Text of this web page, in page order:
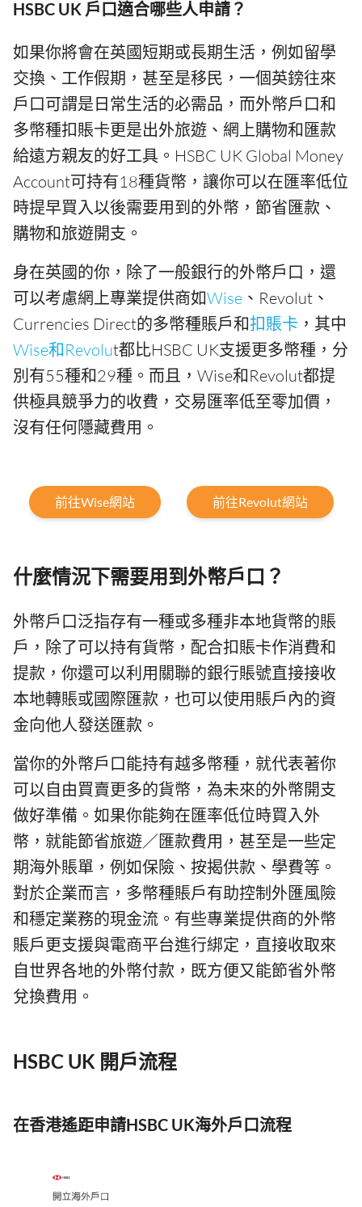
HSBC UK 戶口適合哪些人申請？
如果你將會在英國短期或長期生活，例如留學
交換、工作假期，甚至是移民，一個英鎊往來
戶口可謂是日常生活的必需品，而外幣戶口和
多幣種扣賬卡更是出外旅遊、網上購物和匯款
給遠方親友的好工具。HSBC UK Global Money
Account可持有18種貨幣，讓你可以在匯率低位
時提早買入以後需要用到的外幣，節省匯款、
購物和旅遊開支。
身在英國的你，除了一般銀行的外幣戶口，還
可以考慮網上專業提供商如Wise 、Revolut、
Currencies Direct的多幣種賬戶和扣賬卡 ，其中
Wise和Revolut都比HSBC UK支援更多幣種，分
別有55種和29種。而且，Wise和Revolut都提
供極具競爭力的收費，交易匯率低至零加價，
沒有任何隱藏費用。
前往Wise網站 前往Revolut網站
什麼情況下需要用到外幣戶口？
外幣戶口泛指存有一種或多種非本地貨幣的賬
戶，除了可以持有貨幣，配合扣賬卡作消費和
提款，你還可以利用關聯的銀行賬號直接接收
本地轉賬或國際匯款，也可以使用賬戶內的資
金向他人發送匯款。
當你的外幣戶口能持有越多幣種，就代表著你
可以自由買賣更多的貨幣，為未來的外幣開支
做好準備。如果你能夠在匯率低位時買入外
幣，就能節省旅遊／匯款費用，甚至是一些定
期海外賬單，例如保險、按揭供款、學費等。
對於企業而言，多幣種賬戶有助控制外匯風險
和穩定業務的現金流。有些專業提供商的外幣
賬戶更支援與電商平台進行綁定，直接收取來
自世界各地的外幣付款，既方便又能節省外幣
兌換費用。
HSBC UK 開戶流程
在香港遙距申請HSBC UK海外戶口流程